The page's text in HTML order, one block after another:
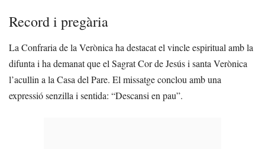
Record i pregària
La Confraria de la Verònica ha destacat el vincle espiritual amb la
difunta i ha demanat que el Sagrat Cor de Jesús i santa Verònica
l’acullin a la Casa del Pare. El missatge conclou amb una
expressió senzilla i sentida: “Descansi en pau”.